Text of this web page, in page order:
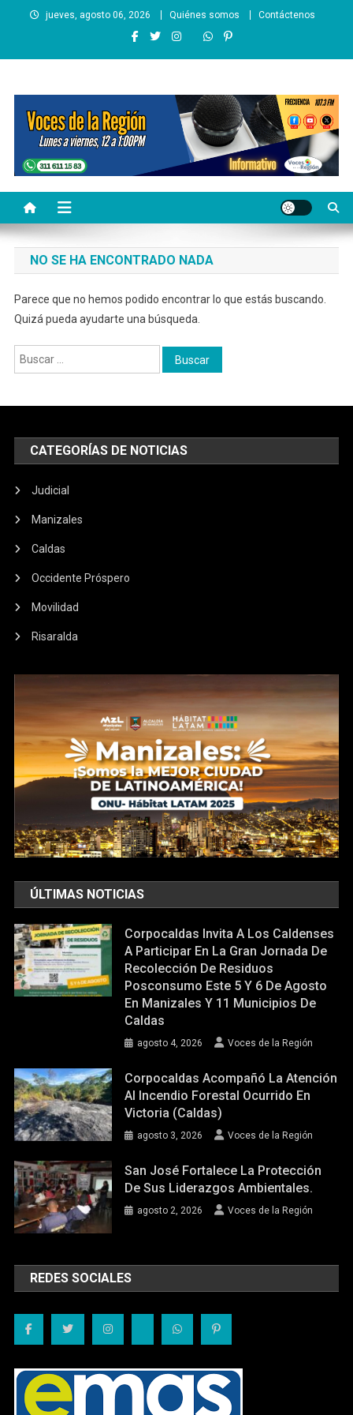
jueves, agosto 06, 2026 Quiénes somos Contáctenos
Voces de la Región
NO SE HA ENCONTRADO NADA
Parece que no hemos podido encontrar lo que estás buscando.
Quizá pueda ayudarte una búsqueda.
Buscar:
CATEGORÍAS DE NOTICIAS
Judicial
Manizales
Caldas
Occidente Próspero
Movilidad
Risaralda
ÚLTIMAS NOTICIAS
Corpocaldas Invita A Los Caldenses
A Participar En La Gran Jornada De
Recolección De Residuos
Posconsumo Este 5 Y 6 De Agosto
En Manizales Y 11 Municipios De
Caldas
agosto 4, 2026 Voces de la Región
Corpocaldas Acompañó La Atención
Al Incendio Forestal Ocurrido En
Victoria (Caldas)
agosto 3, 2026 Voces de la Región
San José Fortalece La Protección
De Sus Liderazgos Ambientales.
agosto 2, 2026 Voces de la Región
REDES SOCIALES